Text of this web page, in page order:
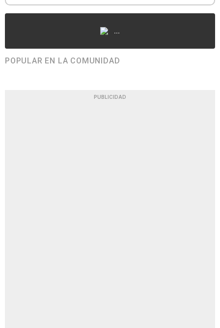
...
POPULAR EN LA COMUNIDAD
PUBLICIDAD